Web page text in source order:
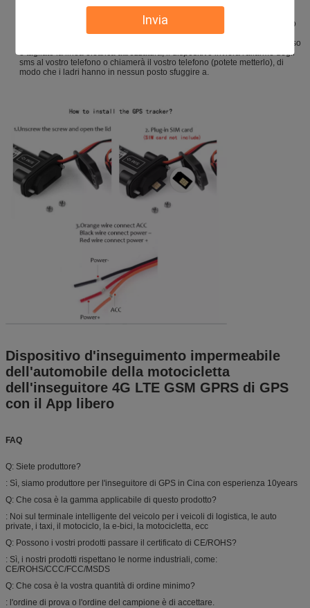
Invia
l'allarme della durata di vibrazione per raggiungere antifurto intelligente.
Allarme del movimento: Potete inviare i messaggi di testo per fissare la
distanza per l'allarme del movimento del vostro veicolo, controllo in tempo
reale degli stati del veicolo.
Allarme di interruzione di corrente: Quando il ladro illegalmente ha rimosso
o tagliato la linea elettrica attrezzatura, il dispositivo invierà l'allarme degli
sms al vostro telefono o chiamerà il vostro telefono (potete metterlo), di
modo che i ladri hanno in nessun posto sfuggire a.
Dispositivo d'inseguimento impermeabile
dell'automobile della motocicletta
dell'inseguitore 4G LTE GSM GPRS di GPS
con il App libero
FAQ
Q: Siete produttore?
: Sì, siamo produttore per l'inseguitore di GPS in Cina con esperienza 10years
Q: Che cosa è la gamma applicabile di questo prodotto?
: Noi sul terminale intelligente del veicolo per i veicoli di logistica, le auto
private, i taxi, il motociclo, la e-bici, la motocicletta, ecc
Q: Possono i vostri prodotti passare il certificato di CE/ROHS?
: Sì, i nostri prodotti rispettano le norme industriali, come:
CE/ROHS/CCC/FCC/MSDS
Q: Che cosa è la vostra quantità di ordine minimo?
: l'ordine di prova o l'ordine del campione è di accettare.